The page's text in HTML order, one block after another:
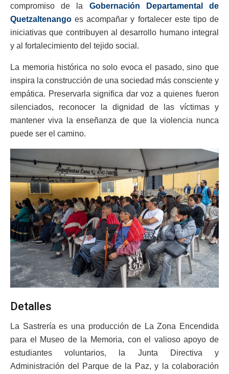
compromiso de la Gobernación Departamental de
Quetzaltenango es acompañar y fortalecer este tipo de
iniciativas que contribuyen al desarrollo humano integral
y al fortalecimiento del tejido social.
La memoria histórica no solo evoca el pasado, sino que
inspira la construcción de una sociedad más consciente y
empática. Preservarla significa dar voz a quienes fueron
silenciados, reconocer la dignidad de las víctimas y
mantener viva la enseñanza de que la violencia nunca
puede ser el camino.
Detalles
La Sastrería es una producción de La Zona Encendida
para el Museo de la Memoria, con el valioso apoyo de
estudiantes voluntarios, la Junta Directiva y
Administración del Parque de la Paz, y la colaboración